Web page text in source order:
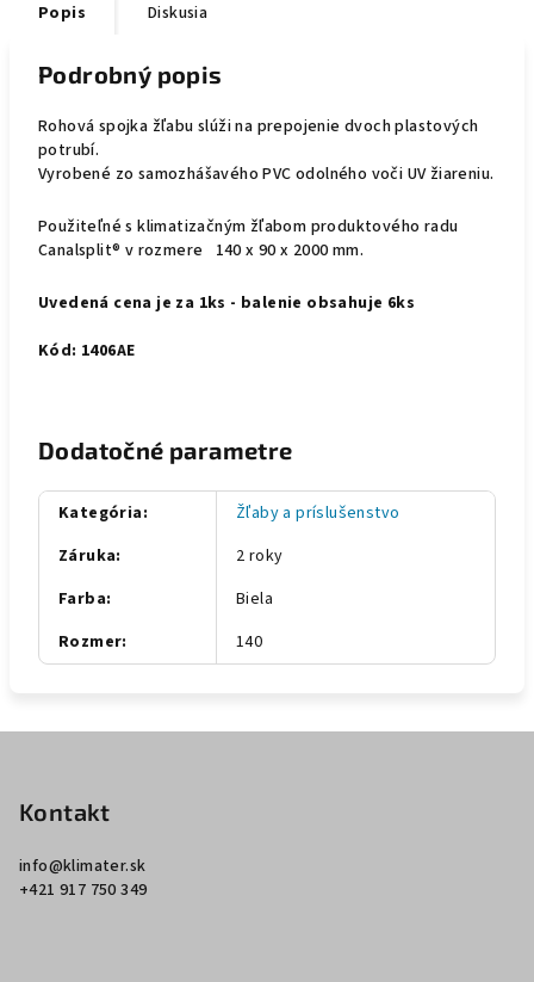
Popis Diskusia
Podrobný popis
Rohová spojka žľabu slúži na prepojenie dvoch plastových
potrubí.
Vyrobené zo samozhášavého PVC odolného voči UV žiareniu.
Použiteľné s klimatizačným žľabom produktového radu
Canalsplit® v rozmere 140 x 90 x 2000 mm.
Uvedená cena je za 1ks - balenie obsahuje 6ks
Kód: 1406AE
Dodatočné parametre
Kategória:
Žľaby a príslušenstvo
Záruka:
2 roky
Farba:
Biela
Rozmer: 140
Kontakt
info@klimater.sk
+421 917 750 349